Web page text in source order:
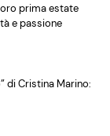
prima estate
e passione
di Cristina Marino: